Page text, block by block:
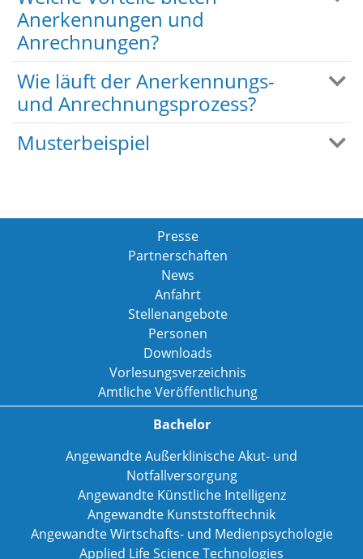
Anerkennungen und
Anrechnungen?
Wie läuft der Anerkennungs-
und Anrechnungsprozess?
Musterbeispiel
Presse
Partnerschaften
News
Anfahrt
Stellenangebote
Personen
Downloads
Vorlesungsverzeichnis
Amtliche Veröffentlichung
Bachelor
Angewandte Außerklinische Akut- und
Notfallversorgung
Angewandte Künstliche Intelligenz
Angewandte Kunststofftechnik
Angewandte Wirtschafts- und Medienpsychologie
Applied Life Science Technologies